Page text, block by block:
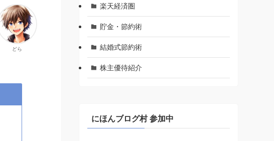
どら
楽天経済圏
貯金・節約術
結婚式節約術
株主優待紹介
にほんブログ村 参加中